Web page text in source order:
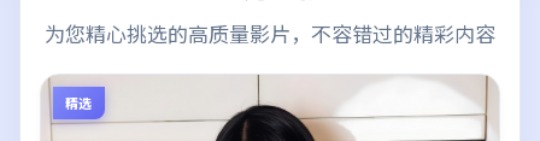
为您精心挑选的高质量影片，不容错过的精彩内容
精选